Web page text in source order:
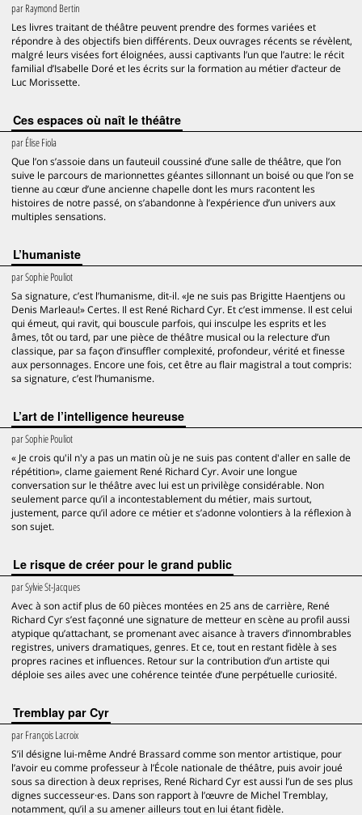
parRaymond Bertin
Les livres traitant de théâtre peuvent prendre des formes variées et
répondre à des objectifs bien différents. Deux ouvrages récents se révèlent,
malgré leurs visées fort éloignées, aussi captivants l’un que l’autre: le récit
familial d’Isabelle Doré et les écrits sur la formation au métier d’acteur de
Luc Morissette.
Ces espaces où naît le théâtre
parÉlise Fiola
Que l’on s’assoie dans un fauteuil coussiné d’une salle de théâtre, que l’on
suive le parcours de marionnettes géantes sillonnant un boisé ou que l’on se
tienne au cœur d’une ancienne chapelle dont les murs racontent les
histoires de notre passé, on s’abandonne à l’expérience d’un univers aux
multiples sensations.
L’humaniste
parSophie Pouliot
Sa signature, c’est l’humanisme, dit-il. «Je ne suis pas Brigitte Haentjens ou
Denis Marleau!» Certes. Il est René Richard Cyr. Et c’est immense. Il est celui
qui émeut, qui ravit, qui bouscule parfois, qui insculpe les esprits et les
âmes, tôt ou tard, par une pièce de théâtre musical ou la relecture d’un
classique, par sa façon d’insuffler complexité, profondeur, vérité et finesse
aux personnages. Encore une fois, cet être au flair magistral a tout compris:
sa signature, c’est l’humanisme.
L’art de l’intelligence heureuse
parSophie Pouliot
« Je crois qu'il n'y a pas un matin où je ne suis pas content d'aller en salle de
répétition», clame gaiement René Richard Cyr. Avoir une longue
conversation sur le théâtre avec lui est un privilège considérable. Non
seulement parce qu’il a incontestablement du métier, mais surtout,
justement, parce qu’il adore ce métier et s’adonne volontiers à la réflexion à
son sujet.
Le risque de créer pour le grand public
parSylvie St-Jacques
Avec à son actif plus de 60 pièces montées en 25 ans de carrière, René
Richard Cyr s’est façonné une signature de metteur en scène au profil aussi
atypique qu’attachant, se promenant avec aisance à travers d’innombrables
registres, univers dramatiques, genres. Et ce, tout en restant fidèle à ses
propres racines et influences. Retour sur la contribution d’un artiste qui
déploie ses ailes avec une cohérence teintée d’une perpétuelle curiosité.
Tremblay par Cyr
parFrançois Lacroix
S’il désigne lui-même André Brassard comme son mentor artistique, pour
l’avoir eu comme professeur à l’École nationale de théâtre, puis avoir joué
sous sa direction à deux reprises, René Richard Cyr est aussi l’un de ses plus
dignes successeur·es. Dans son rapport à l’œuvre de Michel Tremblay,
notamment, qu’il a su amener ailleurs tout en lui étant fidèle.